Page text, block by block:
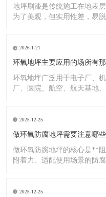
地坪刷漆是传统施工在地表
为了美观，但实用性差，易
2026-1-21
环氧地坪主要应用的场所有
环氧地坪广泛用于电子厂、
厂、医院、航空、航天基地
2025-12-25
做环氧防腐地坪需要注意哪
做环氧防腐地坪的核心是**
附着力、适配使用场景的防
2025-12-25